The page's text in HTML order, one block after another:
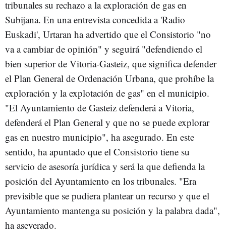
tribunales su rechazo a la exploración de gas en
Subijana. En una entrevista concedida a 'Radio
Euskadi', Urtaran ha advertido que el Consistorio "no
va a cambiar de opinión" y seguirá "defendiendo el
bien superior de Vitoria-Gasteiz, que significa defender
el Plan General de Ordenación Urbana, que prohíbe la
exploración y la explotación de gas" en el municipio.
"El Ayuntamiento de Gasteiz defenderá a Vitoria,
defenderá el Plan General y que no se puede explorar
gas en nuestro municipio", ha asegurado. En este
sentido, ha apuntado que el Consistorio tiene su
servicio de asesoría jurídica y será la que defienda la
posición del Ayuntamiento en los tribunales. "Era
previsible que se pudiera plantear un recurso y que el
Ayuntamiento mantenga su posición y la palabra dada",
ha aseverado.